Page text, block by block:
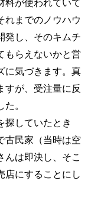
料が使われていて
れまでのノウハウ
発し、そのキムチ
もらえないかと営
に気づきます。真
すが、受注量に反
。
探していたとき
古民家（当時は空
んは即決し、そこ
店にすることにし